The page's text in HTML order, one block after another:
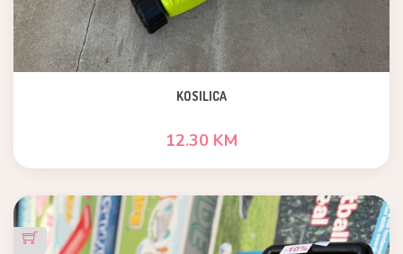
KOSILICA
12.30 KM